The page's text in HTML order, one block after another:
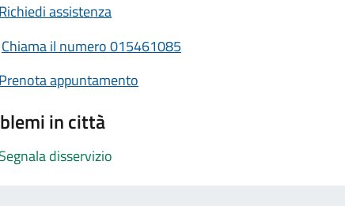
Richiedi assistenza
Chiama il numero 015461085
Prenota appuntamento
in città
Segnala disservizio